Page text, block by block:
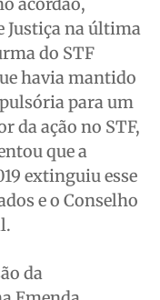
acórdão,
Justiça na última
do STF
havia mantido
para um
da ação no STF,
que a
extinguiu esse
e o Conselho
da